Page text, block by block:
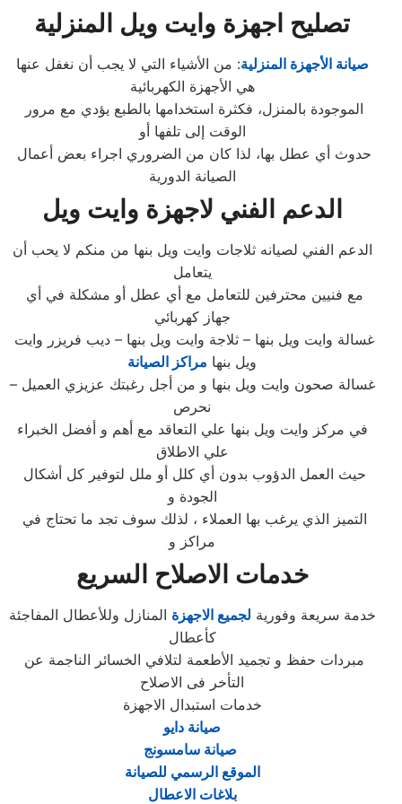
تصليح اجهزة وايت ويل المنزلية
صيانة الأجهزة المنزلية: من الأشياء التي لا يجب أن نغفل عنها
هي الأجهزة الكهربائية
الوقت إلى تلفها أو
الصيانة الدورية
الدعم الفني لاجهزة وايت ويل
الدعم الفني لصيانه ثلاجات وايت ويل بنها من منكم لا يحب أن
يتعامل
جهاز كهربائي
ويل بنها مراكز الصيانة
– غسالة صحون وايت ويل بنها و من أجل رغبتك عزيزي العميل
نحرص
في مركز وايت ويل بنها علي التعاقد مع أهم و أفضل الخبراء
علي الاطلاق
الجودة و
مراكز و
خدمات الاصلاح السريع
خدمة سريعة وفورية لجميع الاجهزة المنازل وللأعطال المفاجئة
كأعطال
التأخر فى الاصلاح
خدمات استبدال الاجهزة
صيانة دايو
الموقع الرسمي للصيانة
بلاغات الاعطال